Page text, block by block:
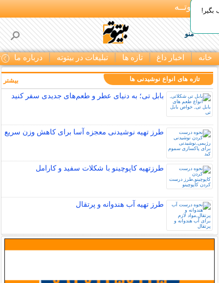
بـیتوتــه
منو
خانه اخبار داغ تازه ها تبلیغات در بیتوته درباره ما
تازه های انواع نوشیدنی ها
بابل تی؛ به دنیای عطر و طعم‌های جدیدی سفر کنید
طرز تهیه نوشیدنی معجزه آسا برای کاهش وزن سریع
طرزتهیه کاپوچینو با شکلات سفید و کارامل
طرز تهیه آب هندوانه و پرتقال
بیشتر